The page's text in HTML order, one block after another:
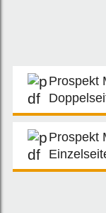
Prospekt
Prospekt